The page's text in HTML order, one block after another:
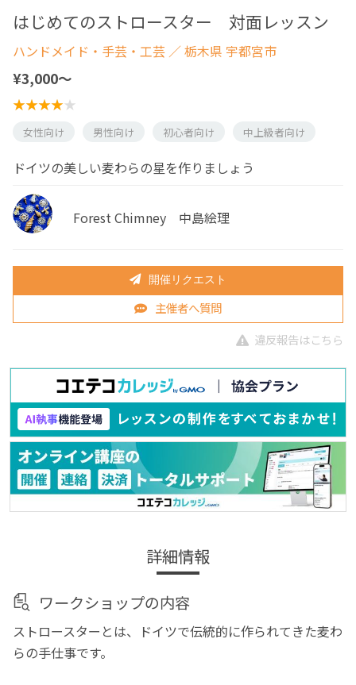
はじめてのストロースター 対面レッスン
ハンドメイド・手芸・工芸 ／ 栃木県 宇都宮市
¥3,000〜
女性向け 男性向け 初心者向け 中上級者向け
ドイツの美しい麦わらの星を作りましょう
Forest Chimney 中島絵理
開催リクエスト
主催者へ質問
違反報告はこちら
詳細情報
ワークショップの内容
ストロースターとは、ドイツで伝統的に作られてきた麦わ
らの手仕事です。